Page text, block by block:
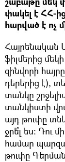
փակել է ՀՀ-
հարված է ոչ
Հայրենական
ֆիլմերից
զինվորի
դերերից է),
տանկը
տանկիստի
այդ թուփը
ջրե՞լ ես։ Դու
համար
թուփը